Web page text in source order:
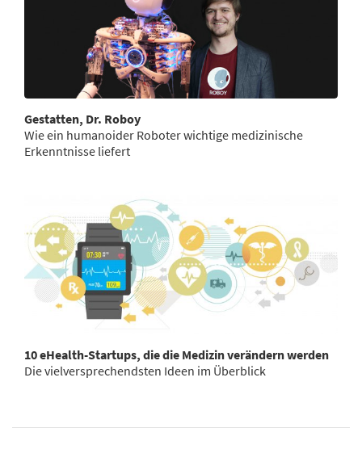
Gestatten, Dr. Roboy
Wie ein humanoider Roboter wichtige medizinische
Erkenntnisse liefert
10 eHealth-Startups, die die Medizin verändern werden
Die vielversprechendsten Ideen im Überblick